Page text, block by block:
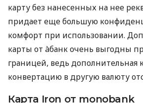
карту без нанесенных на нее
придает еще большую
комфорт при использовании.
карты от àбанк очень выгодны
границей, ведь дополнительная
конвертацию в другую валюту
Карта Iron от monobank